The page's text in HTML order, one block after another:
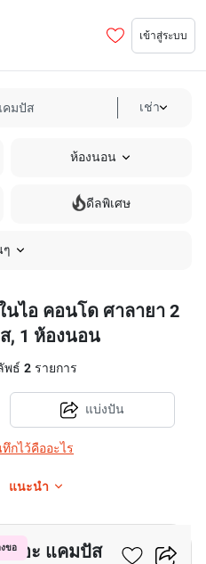
เข้าสู่ระบบ
เช่า
ห้องนอน
ดีลพิเศษ
ๆ
นไอ คอนโด ศาลายา 2
, 1 ห้องนอน
พธ์ 2รายการ
กไว้คืออะไร
แบ่งปัน
แนะนำ
ขอ
เดอะ แคมปัส